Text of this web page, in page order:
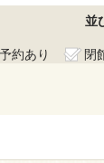
並
約あり
閉